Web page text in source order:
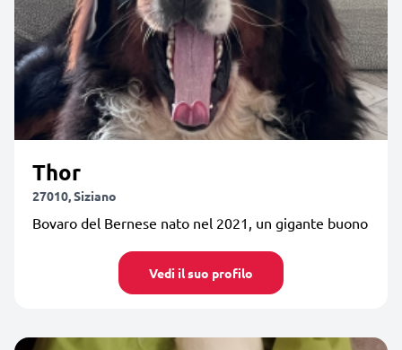
Thor
27010, Siziano
Bovaro del Bernese nato nel 2021, un gigante buono
Vedi il suo profilo